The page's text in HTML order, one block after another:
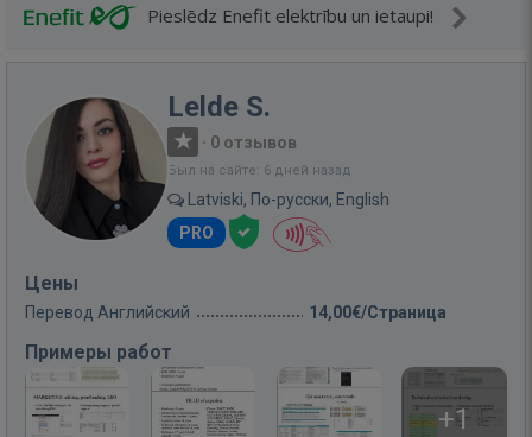
Pieslēdz Enefit elektrību un ietaupi!
Lelde S.
· 0 отзывов
Был на сайте: 6 дней назад
Latviski, По-русски, English
PRO
Цены
Перевод Английский 14,00€/Страница
Примеры работ
+1